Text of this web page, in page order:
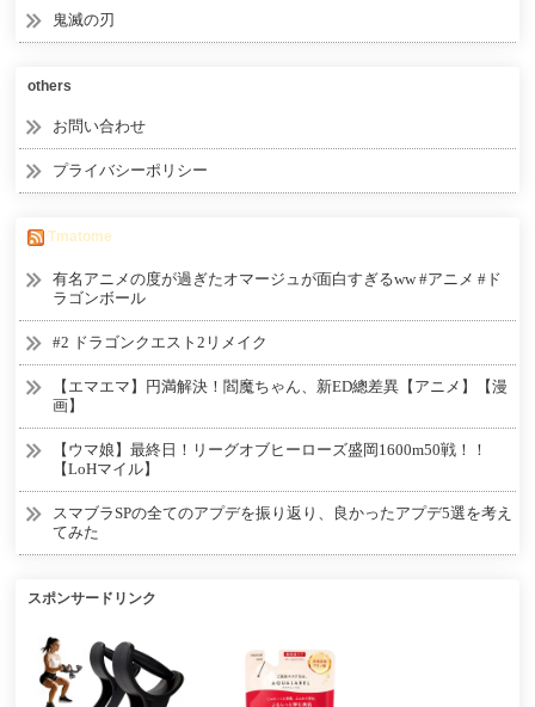
鬼滅の刃
others
お問い合わせ
プライバシーポリシー
Tmatome
有名アニメの度が過ぎたオマージュが面白すぎるww #アニメ #ド
ラゴンボール
#2 ドラゴンクエスト2リメイク
【エマエマ】円満解決！閻魔ちゃん、新ED總差異【アニメ】【漫
画】
【ウマ娘】最終日！リーグオブヒーローズ盛岡1600m50戦！！
【LoHマイル】
スマブラSPの全てのアプデを振り返り、良かったアプデ5選を考え
てみた
スポンサードリンク